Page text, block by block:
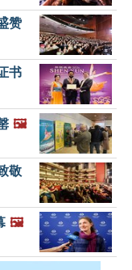
赞
书
🖼️
敬
🖼️